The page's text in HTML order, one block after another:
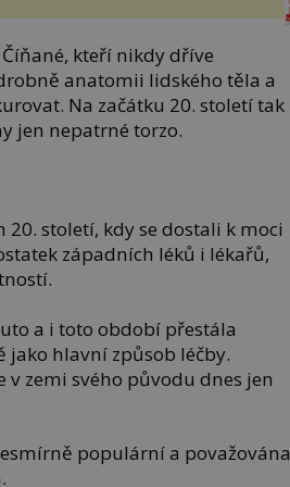
kteří nikdy dříve
anatomii lidského těla a
Na začátku 20. století tak
jen nepatrné torzo.
století, kdy se dostali k moci
západních léků i lékařů,
a i toto období přestála
hlavní způsob léčby.
zemi svého původu dnes jen
populární a považována